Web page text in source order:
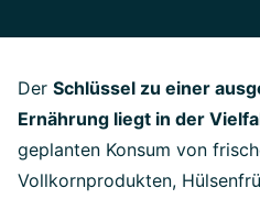
Der Schlüssel zu einer
Ernährung liegt in der
geplanten Konsum von
Vollkornprodukten,